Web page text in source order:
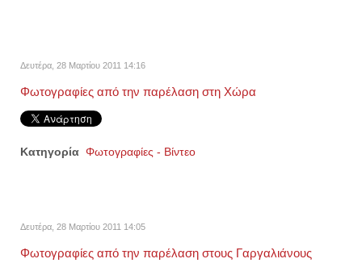
Δευτέρα, 28 Μαρτίου 2011 14:16
Φωτογραφίες από την παρέλαση στη Χώρα
Κατηγορία Φωτογραφίες - Βίντεο
Δευτέρα, 28 Μαρτίου 2011 14:05
Φωτογραφίες από την παρέλαση στους Γαργαλιάνους